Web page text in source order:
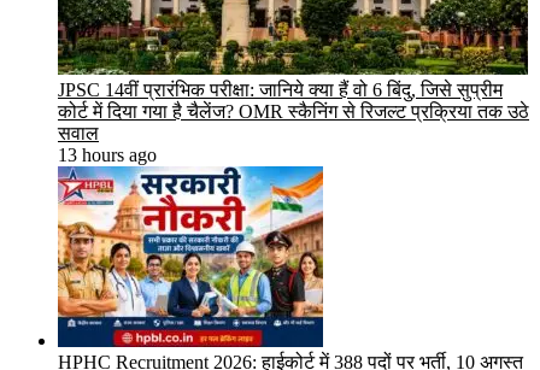
JPSC 14वीं प्रारंभिक परीक्षा: जानिये क्या हैं वो 6 बिंदु, जिसे सुप्रीम
कोर्ट में दिया गया है चैलेंज? OMR स्कैनिंग से रिजल्ट प्रक्रिया तक उठे
सवाल
13 hours ago
HPHC Recruitment 2026: हाईकोर्ट में 388 पदों पर भर्ती, 10 अगस्त